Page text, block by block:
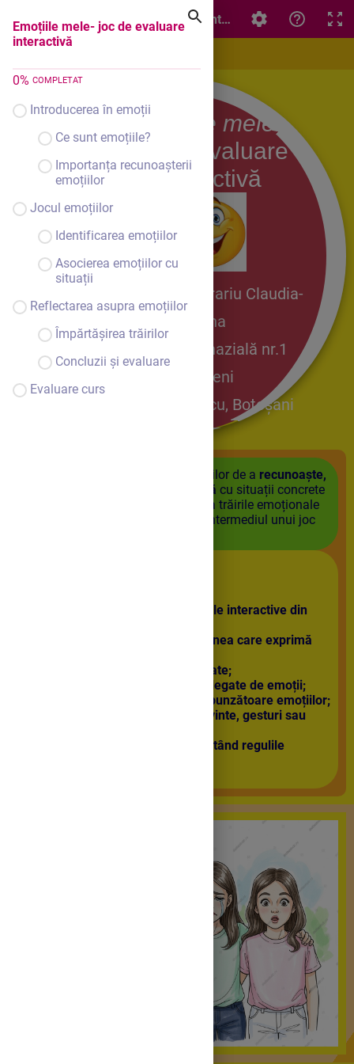
Emoțiile mele- joc de evaluare
interactivă
0% COMPLETAT
Introducerea în emoții
Ce sunt emoțiile?
Importanța recunoașterii
emoțiilor
Jocul emoțiilor
Identificarea emoțiilor
Asocierea emoțiilor cu
situații
Reflectarea asupra emoțiilor
Împărtășirea trăirilor
Concluzii și evaluare
Evaluare curs
Emoțiile mele- joc de evaluare interactivă
Emoțiile mele-
joc de evaluare
interactivă
Murariu Claudia-
Elena
Școala Gimnazială nr.1
Dumeni
George Enescu, Botoșani
evaluarea capacității copiilor de a recunoaște,
denumi și asocia emoțiile de bază cu situații concrete
de viață, precum și de a-și exprima trăirile emoționale
într-un mod adecvat vârstei, prin intermediul unui joc
privesc cu interes materialele interactive din
indică sau selectează imaginea care exprimă
denumesc emoțiile prezentate;
răspund la întrebări simple legate de emoții;
imită expresii faciale corespunzătoare emoțiilor;
își exprimă emoțiile prin cuvinte, gesturi sau
participă activ la joc, respectând regulile